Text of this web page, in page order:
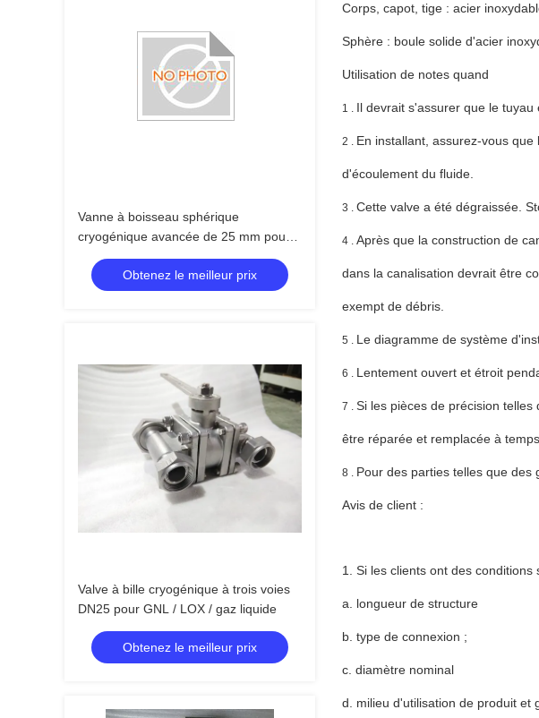
Vanne à boisseau sphérique
cryogénique avancée de 25 mm pour
des performances optimales dans les
environnements à basse température
Obtenez le meilleur prix
Valve à bille cryogénique à trois voies
DN25 pour GNL / LOX / gaz liquide
Obtenez le meilleur prix
Corps, capot, tige : acier
Sphère : boule solide d'acier
Utilisation de notes quand
1 . Il devrait s'assurer que le tuyau
2 . En installant, assurez-vous
d'écoulement du fluide.
3 . Cette valve a été dégraissée.
4 . Après que la construction de
dans la canalisation devrait être
exempt de débris.
5 . Le diagramme de système
6 . Lentement ouvert et étroit
7 . Si les pièces de précision
être réparée et remplacée à temps.
8 . Pour des parties telles que des
Avis de client :
1. Si les clients ont des
a. longueur de structure
b. type de connexion ;
c. diamètre nominal
d. milieu d'utilisation de produit et